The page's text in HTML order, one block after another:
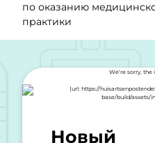
по оказанию
практики
Новый